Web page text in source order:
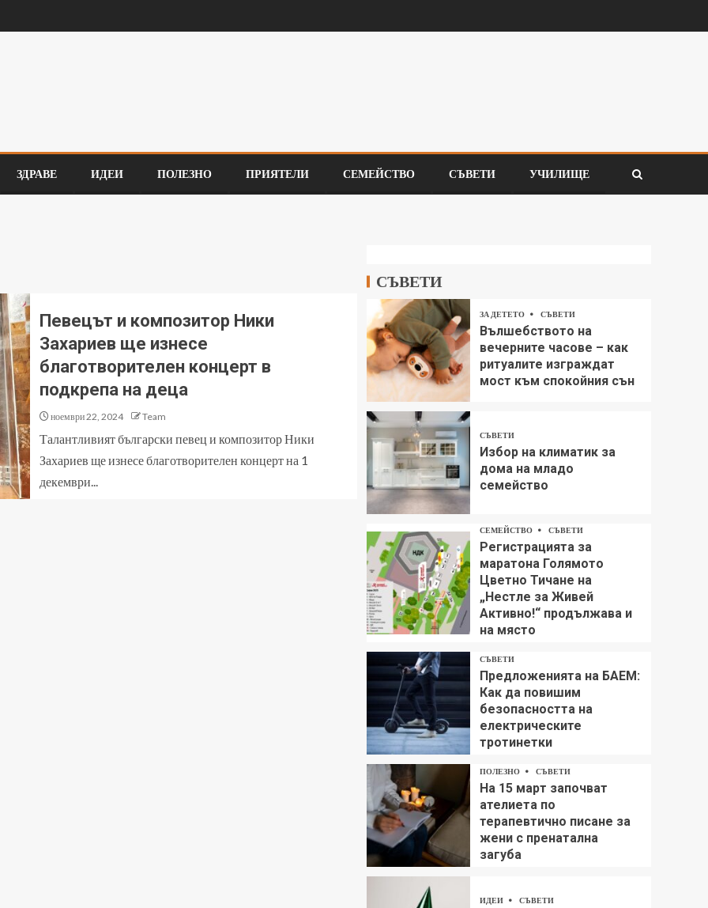
ЗДРАВЕ ИДЕИ ПОЛЕЗНО ПРИЯТЕЛИ СЕМЕЙСТВО СЪВЕТИ УЧИЛИЩЕ
Певецът и композитор Ники
Захариев ще изнесе
благотворителен концерт в
подкрепа на деца
ноември 22, 2024 Team
Талантливият български певец и композитор Ники
Захариев ще изнесе благотворителен концерт на 1
декември...
СЪВЕТИ
ЗА ДЕТЕТО СЪВЕТИ
Вълшебството на
вечерните часове – как
ритуалите изграждат
мост към спокойния сън
СЪВЕТИ
Избор на климатик за
дома на младо
семейство
СЕМЕЙСТВО СЪВЕТИ
Регистрацията за
маратона Голямото
Цветно Тичане на
„Нестле за Живей
Aктивно!“ продължава и
на място
СЪВЕТИ
Предложенията на БАЕМ:
Как да повишим
безопасността на
електрическите
тротинетки
ПОЛЕЗНО СЪВЕТИ
На 15 март започват
ателиета по
терапевтично писане за
жени с пренатална
загуба
ИДЕИ СЪВЕТИ